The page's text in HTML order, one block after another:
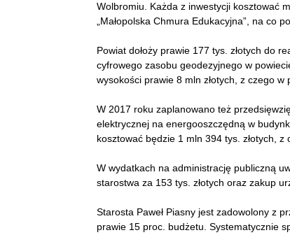
Wolbromiu. Każda z inwestycji kosztować
„Małopolska Chmura Edukacyjna”, na co
Powiat dołoży prawie 177 tys. złotych do
cyfrowego zasobu geodezyjnego w
wysokości prawie 8 mln złotych, z czego w
W 2017 roku zaplanowano też
elektrycznej na energooszczędną w
kosztować będzie 1 mln 394 tys. złotych, z
W wydatkach na administrację publiczną
starostwa za 153 tys. złotych oraz zakup
Starosta Paweł Piasny jest zadowolony z
prawie 15 proc. budżetu. Systematycznie